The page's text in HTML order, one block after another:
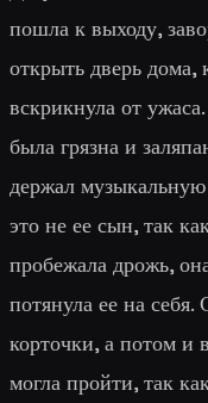
пошла к выходу,
открыть дверь
вскрикнула от
была грязна и
держал
это не ее сын, так
пробежала дрожь,
потянула ее на
корточки, а потом и
могла пройти, так